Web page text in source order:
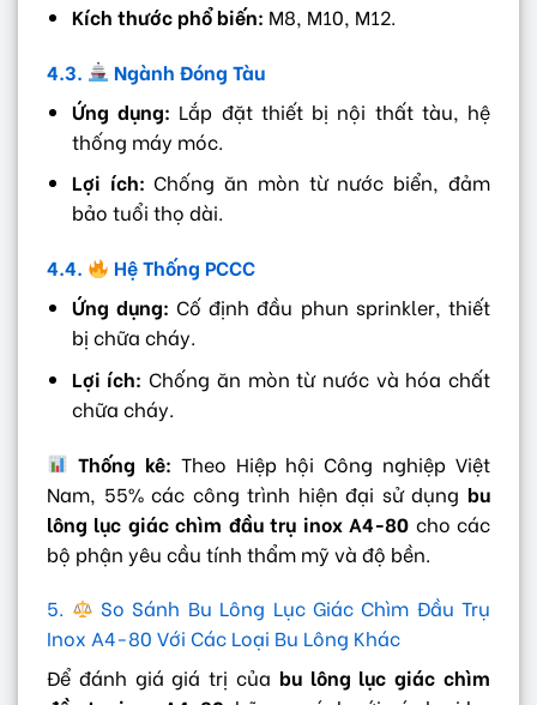
Kích thước phổ biến: M8, M10, M12.
4.3.
Ngành Đóng Tàu
Ứng dụng: Lắp đặt thiết bị nội thất tàu, hệ
thống máy móc.
Lợi ích: Chống ăn mòn từ nước biển, đảm
bảo tuổi thọ dài.
4.4.
Hệ Thống PCCC
Ứng dụng: Cố định đầu phun sprinkler, thiết
bị chữa cháy.
Lợi ích: Chống ăn mòn từ nước và hóa chất
chữa cháy.
Thống kê: Theo Hiệp hội Công nghiệp Việt
Nam, 55% các công trình hiện đại sử dụng bu
lông lục giác chìm đầu trụ inox A4-80 cho các
bộ phận yêu cầu tính thẩm mỹ và độ bền.
5.
So Sánh Bu Lông Lục Giác Chìm Đầu Trụ
Inox A4-80 Với Các Loại Bu Lông Khác
Để đánh giá giá trị của bu lông lục giác chìm